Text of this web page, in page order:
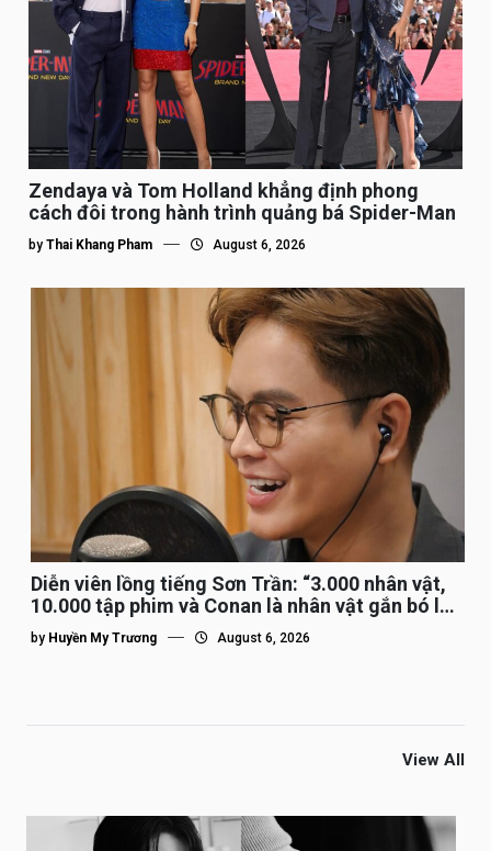
Zendaya và Tom Holland khẳng định phong
cách đôi trong hành trình quảng bá Spider-Man
by Thai Khang Pham August 6, 2026
Diễn viên lồng tiếng Sơn Trần: “3.000 nhân vật,
10.000 tập phim và Conan là nhân vật gắn bó lâu
nhất”
by Huyền My Trương August 6, 2026
View All